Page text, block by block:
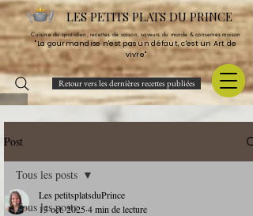
LES PETITS PLATS DU PRINCE
Cuisine du quotidien, recettes de saison, saveurs du monde & conserves maison
"La gourmandise n'est pas un défaut, c'est un Art de
vivre"
Retour vers les dernières recettes publiées
Post
Tous les posts
Tous les posts
Les petitsplatsduPrince
13 oct. 2025 4 min de lecture